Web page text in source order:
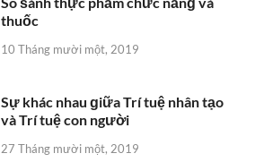
thuốc
10 Tháng mười một, 2019
Sự khác nhau ɡiữa Trí tuệ nhân tạo
và Trí tuệ con người
27 Tháng mười một, 2019